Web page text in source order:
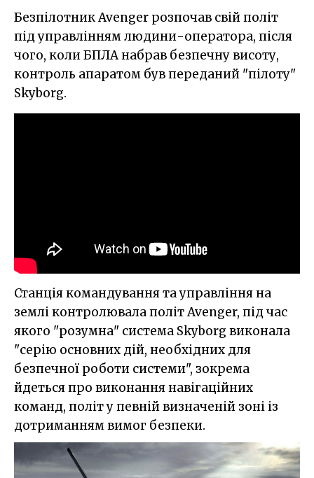
Безпілотник Avenger розпочав свій політ
під управлінням людини-оператора, після
чого, коли БПЛА набрав безпечну висоту,
контроль апаратом був переданий "пілоту"
Skyborg.
Станція командування та управління на
землі контролювала політ Avenger, під час
якого "розумна" система Skyborg виконала
"серію основних дій, необхідних для
безпечної роботи системи", зокрема
йдеться про виконання навігаційних
команд, політ у певній визначеній зоні із
дотриманням вимог безпеки.